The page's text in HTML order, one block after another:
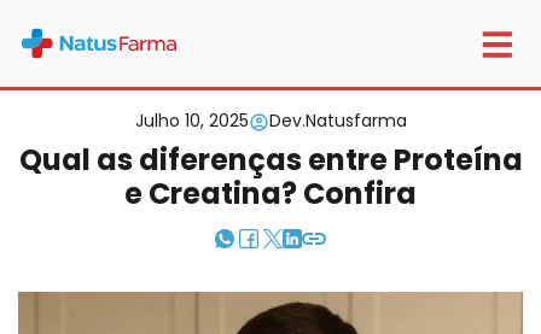
Julho 10, 2025 Dev.natusfarma
Qual as diferenças entre Proteína
e Creatina? Confira